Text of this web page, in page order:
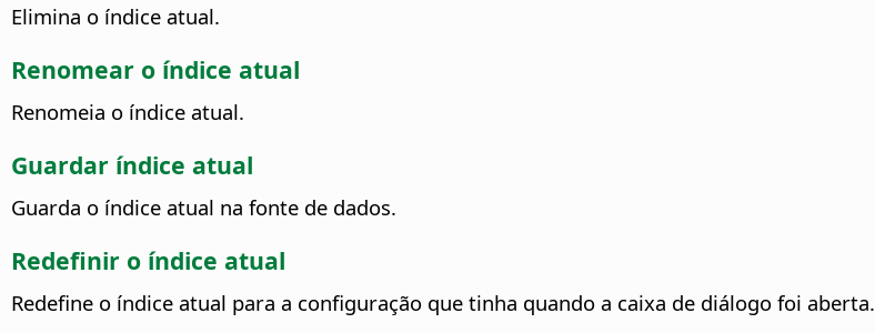
Elimina o índice atual.
Renomear o índice atual
Renomeia o índice atual.
Guardar índice atual
Guarda o índice atual na fonte de dados.
Redefinir o índice atual
Redefine o índice atual para a configuração que tinha quando a caixa de diálogo foi aberta.